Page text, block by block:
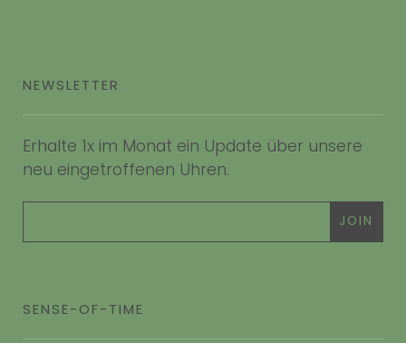
NEWSLETTER
Erhalte 1x im Monat ein Update über unsere
neu eingetroffenen Uhren.
SENSE-OF-TIME